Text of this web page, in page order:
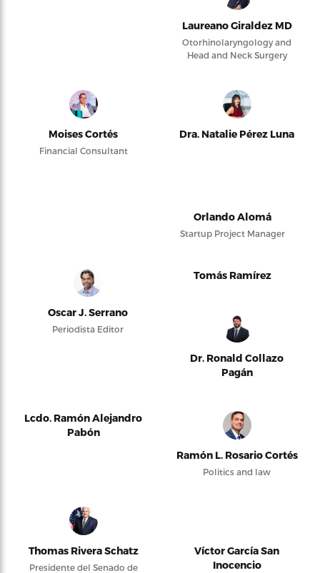
Laureano Giraldez MD
Otorhinolaryngology and
Head and Neck Surgery
Moises Cortés
Financial Consultant
Dra. Natalie Pérez Luna
Orlando Alomá
Startup Project Manager
Oscar J. Serrano
Periodista Editor
Tomás Ramírez
Dr. Ronald Collazo
Pagán
Lcdo. Ramón Alejandro
Pabón
Ramón L. Rosario Cortés
Politics and law
Thomas Rivera Schatz
Presidente del Senado de
Víctor García San
Inocencio